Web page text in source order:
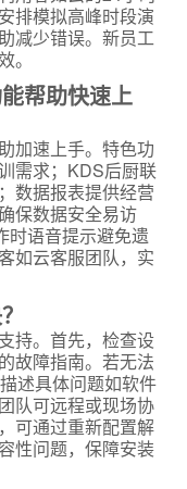
排模拟高峰时段演
减少错误。新员工
。
帮助快速上
加速上手。特色功
需求；KDS后厨联
数据报表提供经营
保数据安全易访
时语音提示避免遗
如云客服团队，实
持。首先，检查设
故障指南。若无法
述具体问题如软件
队可远程或现场协
可通过重新配置解
性问题，保障安装